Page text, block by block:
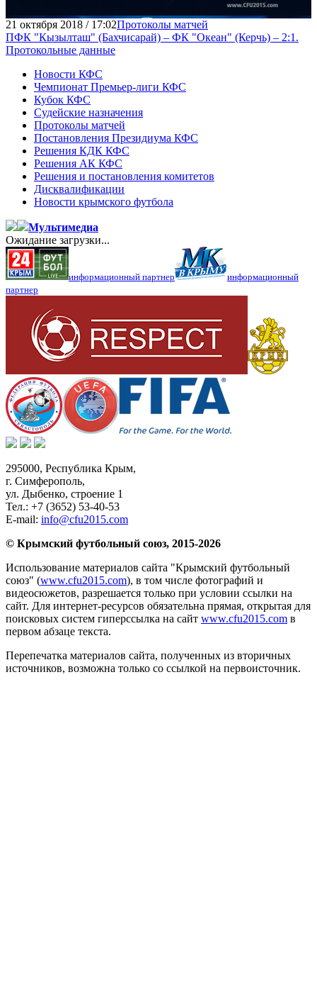
21 октября 2018 / 17:02Протоколы матчей
ПФК "Кызылташ" (Бахчисарай) – ФК "Океан" (Керчь) – 2:1.
Протокольные данные
Новости КФС
Чемпионат Премьер-лиги КФС
Кубок КФС
Судейские назначения
Протоколы матчей
Постановления Президиума КФС
Решения КДК КФС
Решения АК КФС
Решения и постановления комитетов
Дисквалификации
Новости крымского футбола
Мультимедиа
Ожидание загрузки...
информационный партнер
информационный
партнер
295000, Республика Крым,
г. Симферополь,
ул. Дыбенко, строение 1
Тел.: +7 (3652) 53-40-53
E-mail: info@cfu2015.com
© Крымский футбольный союз, 2015-2026
Использование материалов сайта "Крымский футбольный
союз" (www.cfu2015.com), в том числе фотографий и
видеосюжетов, разрешается только при условии ссылки на
сайт. Для интернет-ресурсов обязательна прямая, открытая для
поисковых систем гиперссылка на сайт www.cfu2015.com в
первом абзаце текста.
Перепечатка материалов сайта, полученных из вторичных
источников, возможна только со ссылкой на первоисточник.